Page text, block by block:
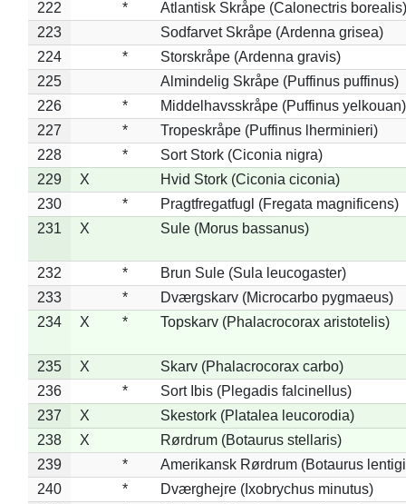
222 *
Atlantisk Skråpe (Calonectris borealis)
223
Sodfarvet Skråpe (Ardenna grisea)
224
*
Storskråpe (Ardenna gravis)
225
Almindelig Skråpe (Puffinus puffinus)
226
*
Middelhavsskråpe (Puffinus yelkouan)
227
*
Tropeskråpe (Puffinus lherminieri)
228
*
Sort Stork (Ciconia nigra)
229
X
Hvid Stork (Ciconia ciconia)
230
*
Pragtfregatfugl (Fregata magnificens)
231
X Sule (Morus bassanus)
232 *
Brun Sule (Sula leucogaster)
233
*
Dværgskarv (Microcarbo pygmaeus)
234
X * Topskarv (Phalacrocorax aristotelis)
235 X
Skarv (Phalacrocorax carbo)
236
*
Sort Ibis (Plegadis falcinellus)
237
X
Skestork (Platalea leucorodia)
238
X
Rørdrum (Botaurus stellaris)
239
*
Amerikansk Rørdrum (Botaurus
240
*
Dværghejre (Ixobrychus minutus)